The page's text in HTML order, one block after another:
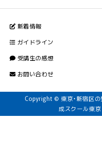
新着情報
ガイドライン
受講生の感想
お問い合わせ
Copyright © 東京・新宿区
成スクール東